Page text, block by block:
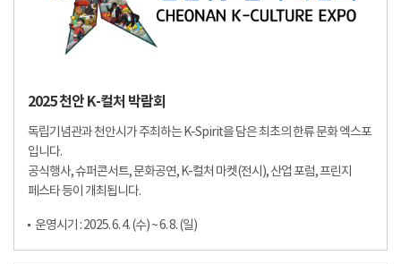
2025 천안 K-컬처 박람회
독립기념관과 천안시가 주최하는 K-Spirit을 담은 최초의 한류 문화 엑스포
입니다.
공식행사, 슈퍼콘서트, 문화공연, K-컬처 마켓(전시), 산업 포럼, 프린지
페스타 등이 개최됩니다.
운영시기 : 2025. 6. 4. (수) ~ 6. 8. (일)